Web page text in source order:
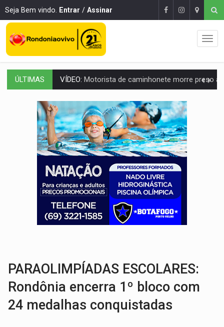
Seja Bem vindo. Entrar / Assinar
ÚLTIMAS LAZER:Seis lugares gratuitos para aproveitar o fim de semana
VÍDEO:FTICCO e Força Tática prendem membro do CV com arma e drogas
INCLUSÃO:Prefeitura fortalece parceria com a APAE para ampliar ações
DEFESA:Exército testa inovações no combate a drones durante
TEMAS SOCIOAMBIENTAIS:Em Itapuã do Oeste, CINEMAZÔNIA leva cinema
PREVISÃO:Interior de Rondônia terá sábado (8) de calor intenso
INFRAESTRUTURA:Após quase 30 anos de espera, asfalto chega ao
A ILHA:Coreografia de Rondônia estreia na programação do Festival de
Motorista de caminhonete morre preso às ferragens em colisão
PARAOLIMPÍADAS ESCOLARES:
Rondônia encerra 1º bloco com
24 medalhas conquistadas